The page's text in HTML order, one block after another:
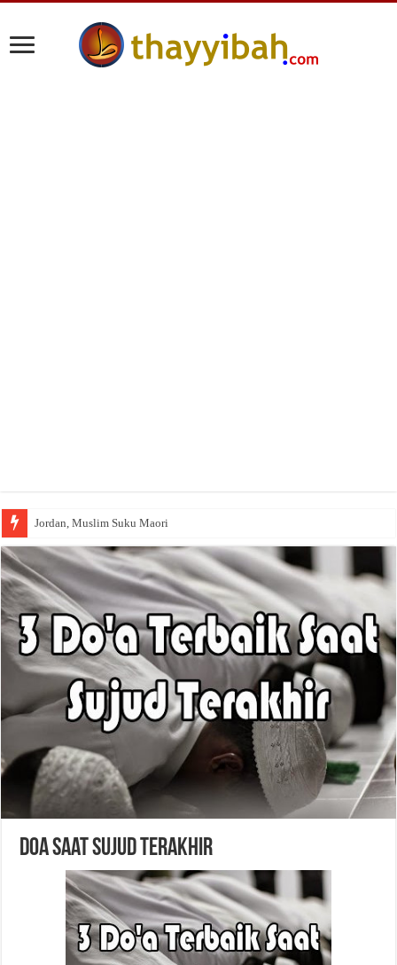
Jordan, Muslim Suku Maori
Doa saat sujud terakhir